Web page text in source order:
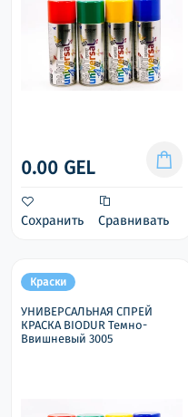
0.00 GEL
Сохранить Сравнивать
Краски
УНИВЕРСАЛЬНАЯ СПРЕЙ
КРАСКА BIODUR Темно-
Ввишневый 3005